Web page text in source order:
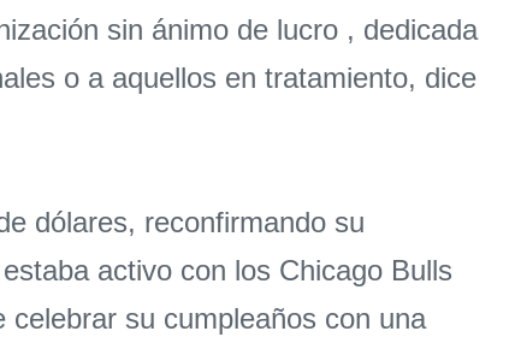
sin ánimo de lucro , dedicada
o a aquellos en tratamiento, dice
dólares, reconfirmando su
activo con los Chicago Bulls
su cumpleaños con una